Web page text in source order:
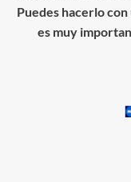
Puedes hacerlo
es muy